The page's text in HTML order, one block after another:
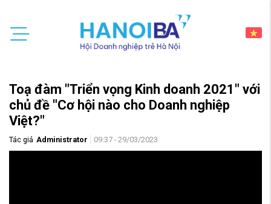
Toạ đàm "Triển vọng Kinh doanh 2021" với
chủ đề "Cơ hội nào cho Doanh nghiệp
Việt?"
Tác giả Administrator 09:37 - 29/03/2023